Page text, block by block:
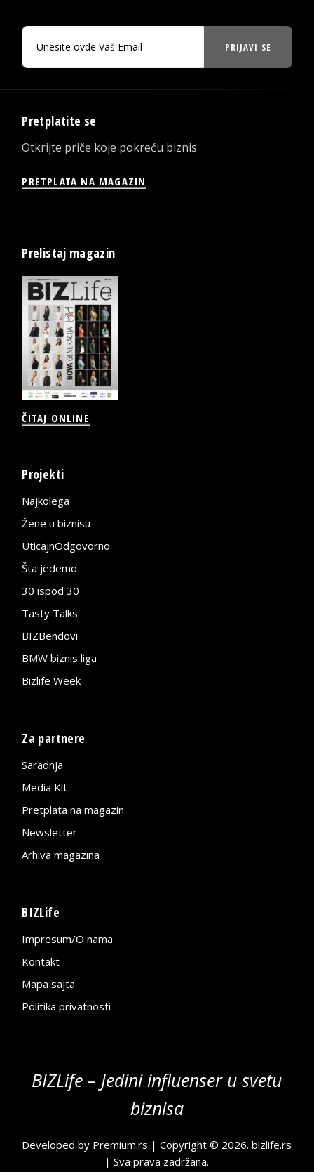
PRIJAVI SE
Pretplatite se
Otkrijte priče koje pokreću biznis
PRETPLATA NA MAGAZIN
Prelistaj magazin
ČITAJ ONLINE
Projekti
Najkolega
Žene u biznisu
UticajnOdgovorno
Šta jedemo
30 ispod 30
Tasty Talks
BIZBendovi
BMW biznis liga
Bizlife Week
Za partnere
Saradnja
Media Kit
Pretplata na magazin
Newsletter
Arhiva magazina
BIZLife
Impresum/O nama
Kontakt
Mapa sajta
Politika privatnosti
BIZLife – Jedini influenser u svetu
biznisa
Developed by Premium.rs | Copyright © 2026.bizlife.rs
| Sva prava zadržana.